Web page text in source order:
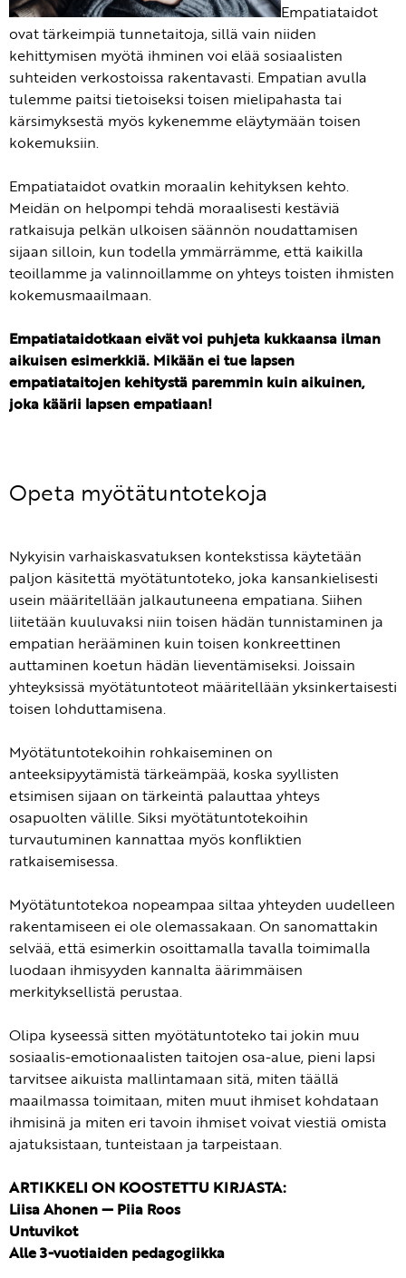
Empatiataidot
ovat tärkeimpiä tunnetaitoja, sillä vain niiden
kehittymisen myötä ihminen voi elää sosiaalisten
suhteiden verkostoissa rakentavasti. Empatian avulla
tulemme paitsi tietoiseksi toisen mielipahasta tai
kärsimyksestä myös kykenemme eläytymään toisen
kokemuksiin.
Empatiataidot ovatkin moraalin kehityksen kehto.
Meidän on helpompi tehdä moraalisesti kestäviä
ratkaisuja pelkän ulkoisen säännön noudattamisen
sijaan silloin, kun todella ymmärrämme, että kaikilla
teoillamme ja valinnoillamme on yhteys toisten ihmisten
kokemusmaailmaan.
Empatiataidotkaan eivät voi puhjeta kukkaansa ilman
aikuisen esimerkkiä. Mikään ei tue lapsen
empatiataitojen kehitystä paremmin kuin aikuinen,
joka käärii lapsen empatiaan!
Opeta myötätuntotekoja
Nykyisin varhaiskasvatuksen kontekstissa käytetään
paljon käsitettä myötätuntoteko, joka kansankielisesti
usein määritellään jalkautuneena empatiana. Siihen
liitetään kuuluvaksi niin toisen hädän tunnistaminen ja
empatian herääminen kuin toisen konkreettinen
auttaminen koetun hädän lieventämiseksi. Joissain
yhteyksissä myötätuntoteot määritellään yksinkertaisesti
toisen lohduttamisena.
Myötätuntotekoihin rohkaiseminen on
anteeksipyytämistä tärkeämpää, koska syyllisten
etsimisen sijaan on tärkeintä palauttaa yhteys
osapuolten välille. Siksi myötätuntotekoihin
turvautuminen kannattaa myös konfliktien
ratkaisemisessa.
Myötätuntotekoa nopeampaa siltaa yhteyden uudelleen
rakentamiseen ei ole olemassakaan. On sanomattakin
selvää, että esimerkin osoittamalla tavalla toimimalla
luodaan ihmisyyden kannalta äärimmäisen
merkityksellistä perustaa.
Olipa kyseessä sitten myötätuntoteko tai jokin muu
sosiaalis-emotionaalisten taitojen osa-alue, pieni lapsi
tarvitsee aikuista mallintamaan sitä, miten täällä
maailmassa toimitaan, miten muut ihmiset kohdataan
ihmisinä ja miten eri tavoin ihmiset voivat viestiä omista
ajatuksistaan, tunteistaan ja tarpeistaan.
ARTIKKELI ON KOOSTETTU KIRJASTA:
Liisa Ahonen — Piia Roos
Untuvikot
Alle 3-vuotiaiden pedagogiikka